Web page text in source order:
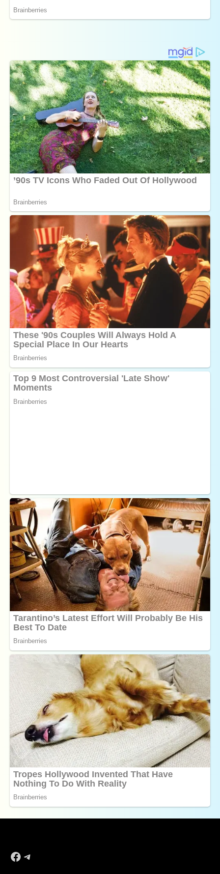
Facebook
Telegram